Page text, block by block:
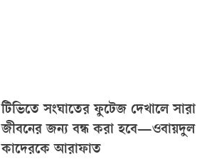
টিভিতে সংঘাতের ফুটেজ দেখালে সারা
জীবনের জন্য বন্ধ করা হবে—ওবায়দুল
কাদেরকে আরাফাত